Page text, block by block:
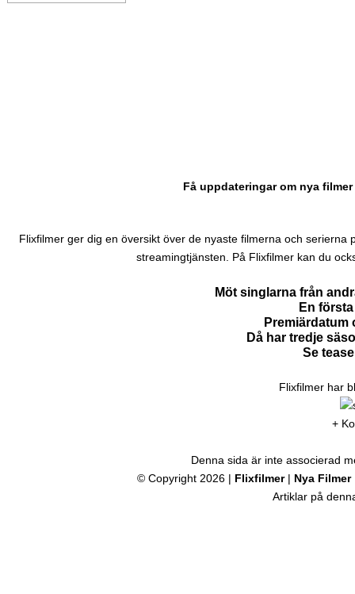
Få uppdateringar om nya
Flixfilmer ger dig en översikt över de nyaste filmerna och
streamingtjänsten. På Flixfilmer kan du
Möt singlarna från
En
Premiärdatum
Då har tredje
Se
Flixfilmer har
+
Denna sida är inte associerad
© Copyright 2026 | Flixfilmer| Nya Filmer
Artiklar på